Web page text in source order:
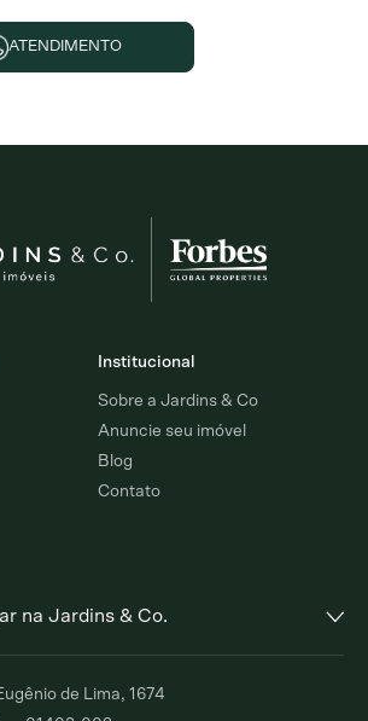
ATENDIMENTO
Institucional
Sobre a Jardins & Co
Anuncie seu imóvel
Blog
Contato
na Jardins & Co.
Jardim Europa
de Lima, 1674